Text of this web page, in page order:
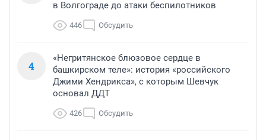
в Волгограде до атаки беспилотников
446 Обсудить
4
«Негритянское блюзовое сердце в
башкирском теле»: история «российского
Джими Хендрикса», с которым Шевчук
основал ДДТ
426 Обсудить